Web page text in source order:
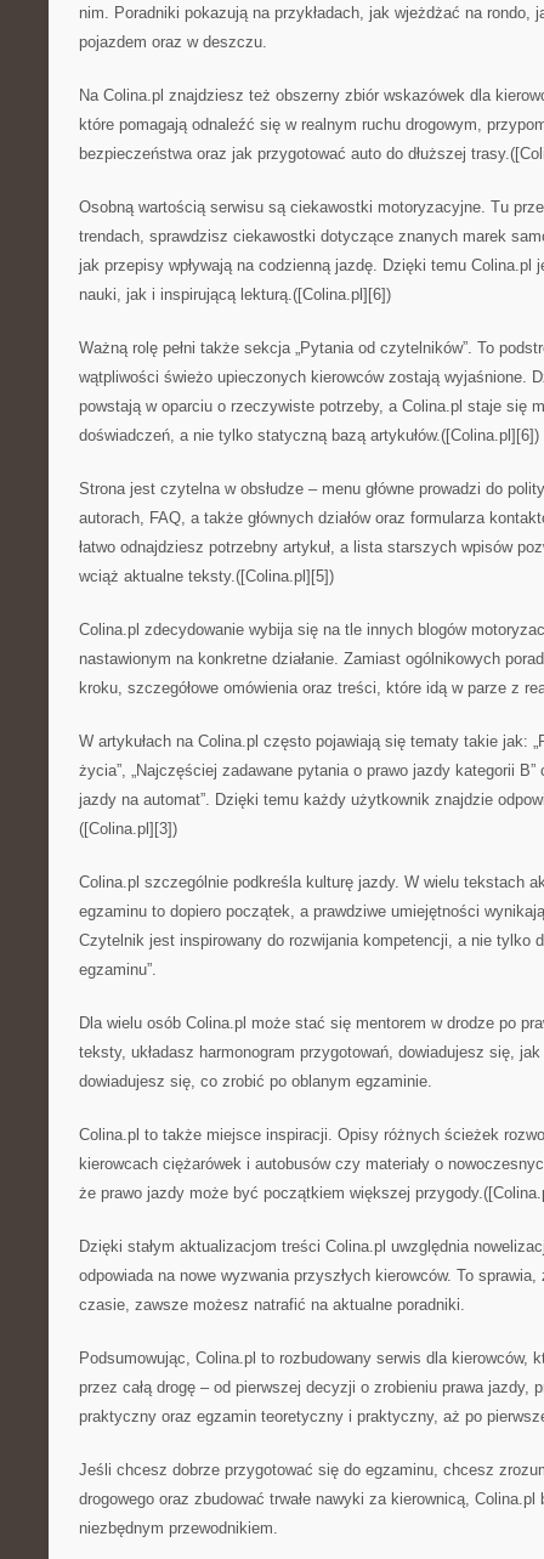
nim. Poradniki pokazują na przykładach, jak wjeżdżać na rondo,
pojazdem oraz w deszczu.
Na Colina.pl znajdziesz też obszerny zbiór wskazówek dla
które pomagają odnaleźć się w realnym ruchu drogowym,
bezpieczeństwa oraz jak przygotować auto do dłuższej
Osobną wartością serwisu są ciekawostki motoryzacyjne. Tu
trendach, sprawdzisz ciekawostki dotyczące znanych marek
jak przepisy wpływają na codzienną jazdę. Dzięki temu Colina.pl
nauki, jak i inspirującą lekturą.([Colina.pl][6])
Ważną rolę pełni także sekcja „Pytania od czytelników”. To
wątpliwości świeżo upieczonych kierowców zostają wyjaśnione.
powstają w oparciu o rzeczywiste potrzeby, a Colina.pl staje się
doświadczeń, a nie tylko statyczną bazą artykułów.([Colina.pl][6])
Strona jest czytelna w obsłudze – menu główne prowadzi do
autorach, FAQ, a także głównych działów oraz formularza
łatwo odnajdziesz potrzebny artykuł, a lista starszych wpisów
wciąż aktualne teksty.([Colina.pl][5])
Colina.pl zdecydowanie wybija się na tle innych blogów
nastawionym na konkretne działanie. Zamiast ogólnikowych
kroku, szczegółowe omówienia oraz treści, które idą w parze z
W artykułach na Colina.pl często pojawiają się tematy takie jak:
życia”, „Najczęściej zadawane pytania o prawo jazdy kategorii B”
jazdy na automat”. Dzięki temu każdy użytkownik znajdzie
([Colina.pl][3])
Colina.pl szczególnie podkreśla kulturę jazdy. W wielu tekstach
egzaminu to dopiero początek, a prawdziwe umiejętności
Czytelnik jest inspirowany do rozwijania kompetencji, a nie tylko
egzaminu”.
Dla wielu osób Colina.pl może stać się mentorem w drodze po
teksty, układasz harmonogram przygotowań, dowiadujesz się,
dowiadujesz się, co zrobić po oblanym egzaminie.
Colina.pl to także miejsce inspiracji. Opisy różnych ścieżek
kierowcach ciężarówek i autobusów czy materiały o
że prawo jazdy może być początkiem większej
Dzięki stałym aktualizacjom treści Colina.pl uwzględnia
odpowiada na nowe wyzwania przyszłych kierowców. To
czasie, zawsze możesz natrafić na aktualne poradniki.
Podsumowując, Colina.pl to rozbudowany serwis dla kierowców,
przez całą drogę – od pierwszej decyzji o zrobieniu prawa jazdy,
praktyczny oraz egzamin teoretyczny i praktyczny, aż po
Jeśli chcesz dobrze przygotować się do egzaminu, chcesz
drogowego oraz zbudować trwałe nawyki za kierownicą, Colina.pl
niezbędnym przewodnikiem.